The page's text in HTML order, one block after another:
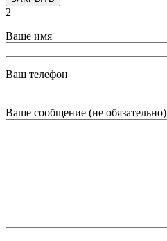
2
Ваше имя
Ваш телефон
Ваше сообщение (не обязательно)